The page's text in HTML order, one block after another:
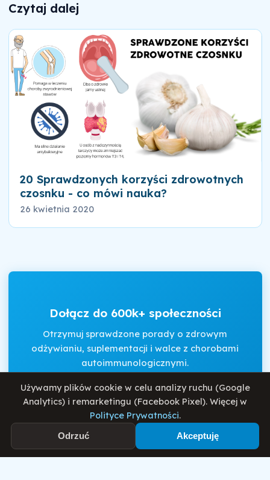
Czytaj dalej
20 Sprawdzonych korzyści zdrowotnych
czosnku - co mówi nauka?
26 kwietnia 2020
Dołącz do 600k+ społeczności
Otrzymuj sprawdzone porady o zdrowym
odżywianiu, suplementacji i walce z chorobami
autoimmunologicznymi.
AkceptujęRegulaminiPolitykę Prywatności
Używamy plików cookie w celu analizy ruchu (Google
Analytics) i remarketingu (Facebook Pixel). Więcej w
Polityce Prywatności.
Odrzuć Akceptuję